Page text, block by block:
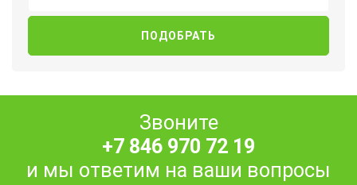
Звоните
+7 846 970 72 19
и мы ответим на ваши вопросы